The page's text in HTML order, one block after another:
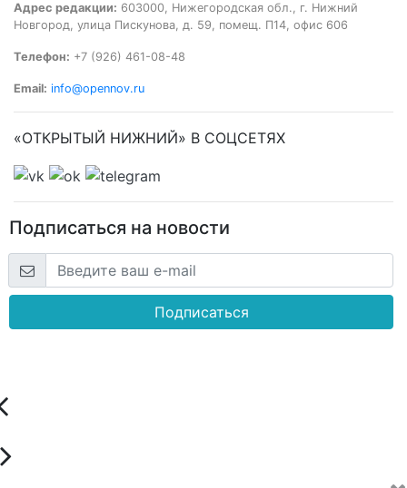
Адрес редакции: 603000, Нижегородская обл., г. Нижний
Новгород, улица Пискунова, д. 59, помещ. П14, офис 606
Телефон: +7 (926) 461-08-48
Email: info@opennov.ru
«ОТКРЫТЫЙ НИЖНИЙ» В СОЦСЕТЯХ
Подписаться на новости
Подписаться